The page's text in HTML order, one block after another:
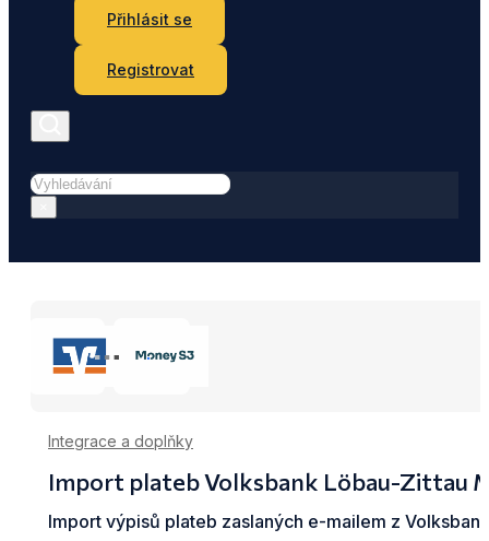
Přihlásit se
Registrovat
Hledat
Integrace a doplňky
Import plateb Volksbank Löbau-Zittau
Import výpisů plateb zaslaných e-mailem z